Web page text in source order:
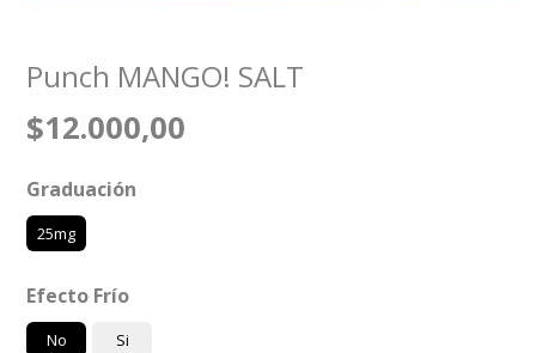
Punch MANGO! SALT
$12.000,00
Graduación
25mg
Efecto Frío
No Si